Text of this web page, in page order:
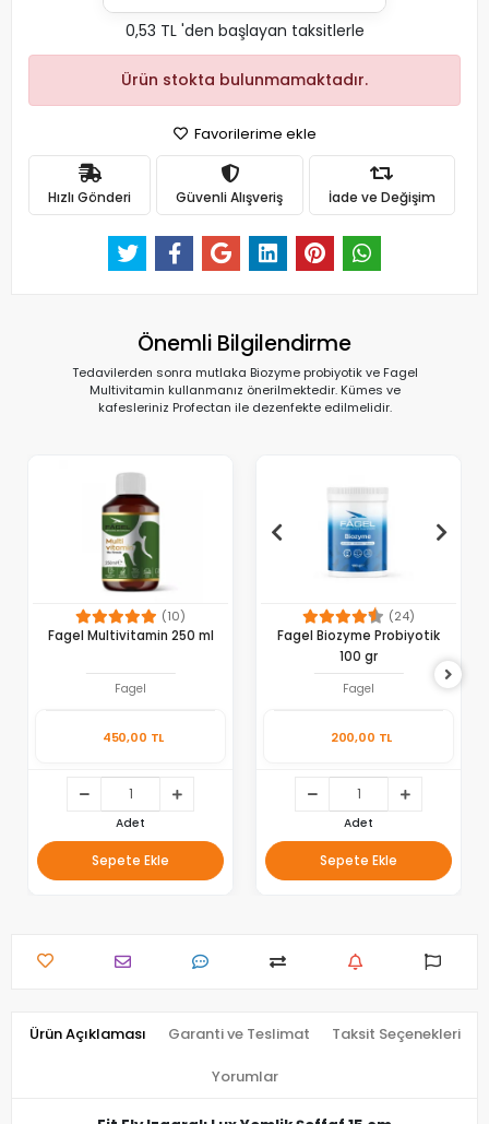
0,53 TL 'den başlayan taksitlerle
Ürün stokta bulunmamaktadır.
Favorilerime ekle
Hızlı Gönderi Güvenli Alışveriş İade ve Değişim
Önemli Bilgilendirme
Tedavilerden sonra mutlaka Biozyme probiyotik ve Fagel
Multivitamin kullanmanız önerilmektedir. Kümes ve
kafesleriniz Profectan ile dezenfekte edilmelidir.
(10)
Fagel Multivitamin 250 ml
Fagel
450,00 TL
Adet
Sepete Ekle
(24)
Fagel Biozyme Probiyotik
100 gr
Fagel
200,00 TL
Adet
Sepete Ekle
Ürün Açıklaması Garanti ve Teslimat Taksit Seçenekleri
Yorumlar